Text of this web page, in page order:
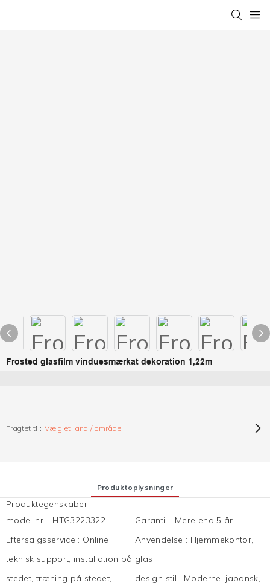
Frosted glasfilm vinduesmærkat dekoration 1,22m
Fragtet til: Vælg et land / område
Produktoplysninger
Produktegenskaber
model nr. : HTG3223322 Garanti. : Mere end 5 år
Eftersalgsservice : Online
teknisk support, installation på
stedet, træning på stedet,
Anvendelse : Hjemmekontor,
glas
design stil : Moderne, japansk,